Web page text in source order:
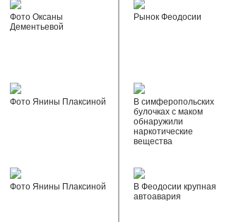
Фото Оксаны
Дементьевой
Фото Янины Плаксиной
Фото Янины Плаксиной
Рынок Феодосии
В симферопольских
булочках с маком
обнаружили
наркотические
вещества
В Феодосии крупная
автоавария